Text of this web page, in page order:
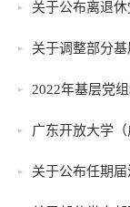
关于公布离退
关于调整部分
2022年基层党
广东开放大学
关于公布任期